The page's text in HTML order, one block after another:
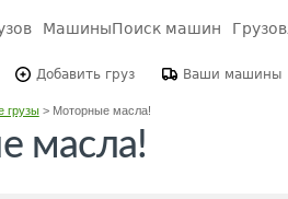
МашиныПоиск машин
Добавить груз Ваши машины
грузы> Моторные масла!
масла!